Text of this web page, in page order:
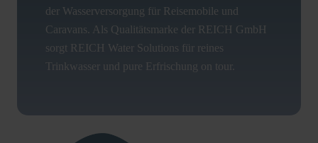
der Wasserversorgung für Reisemobile und
Caravans. Als Qualitätsmarke der REICH GmbH
sorgt REICH Water Solutions für reines
Trinkwasser und pure Erfrischung on tour.